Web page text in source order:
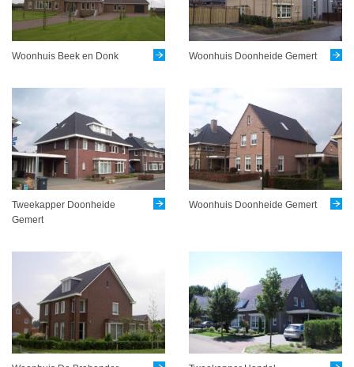
Woonhuis Beek en Donk Woonhuis Doonheide Gemert
Tweekapper Doonheide
Gemert
Woonhuis Doonheide Gemert